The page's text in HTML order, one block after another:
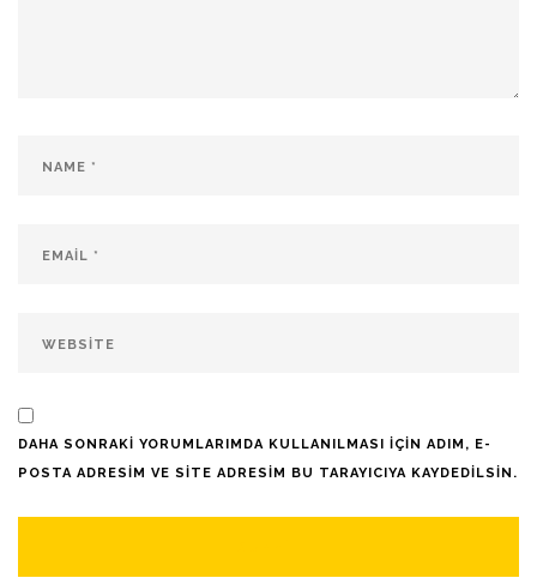
DAHA SONRAKI YORUMLARIMDA KULLANILMASI IÇIN ADIM, E-
POSTA ADRESIM VE SITE ADRESIM BU TARAYICIYA KAYDEDILSIN.